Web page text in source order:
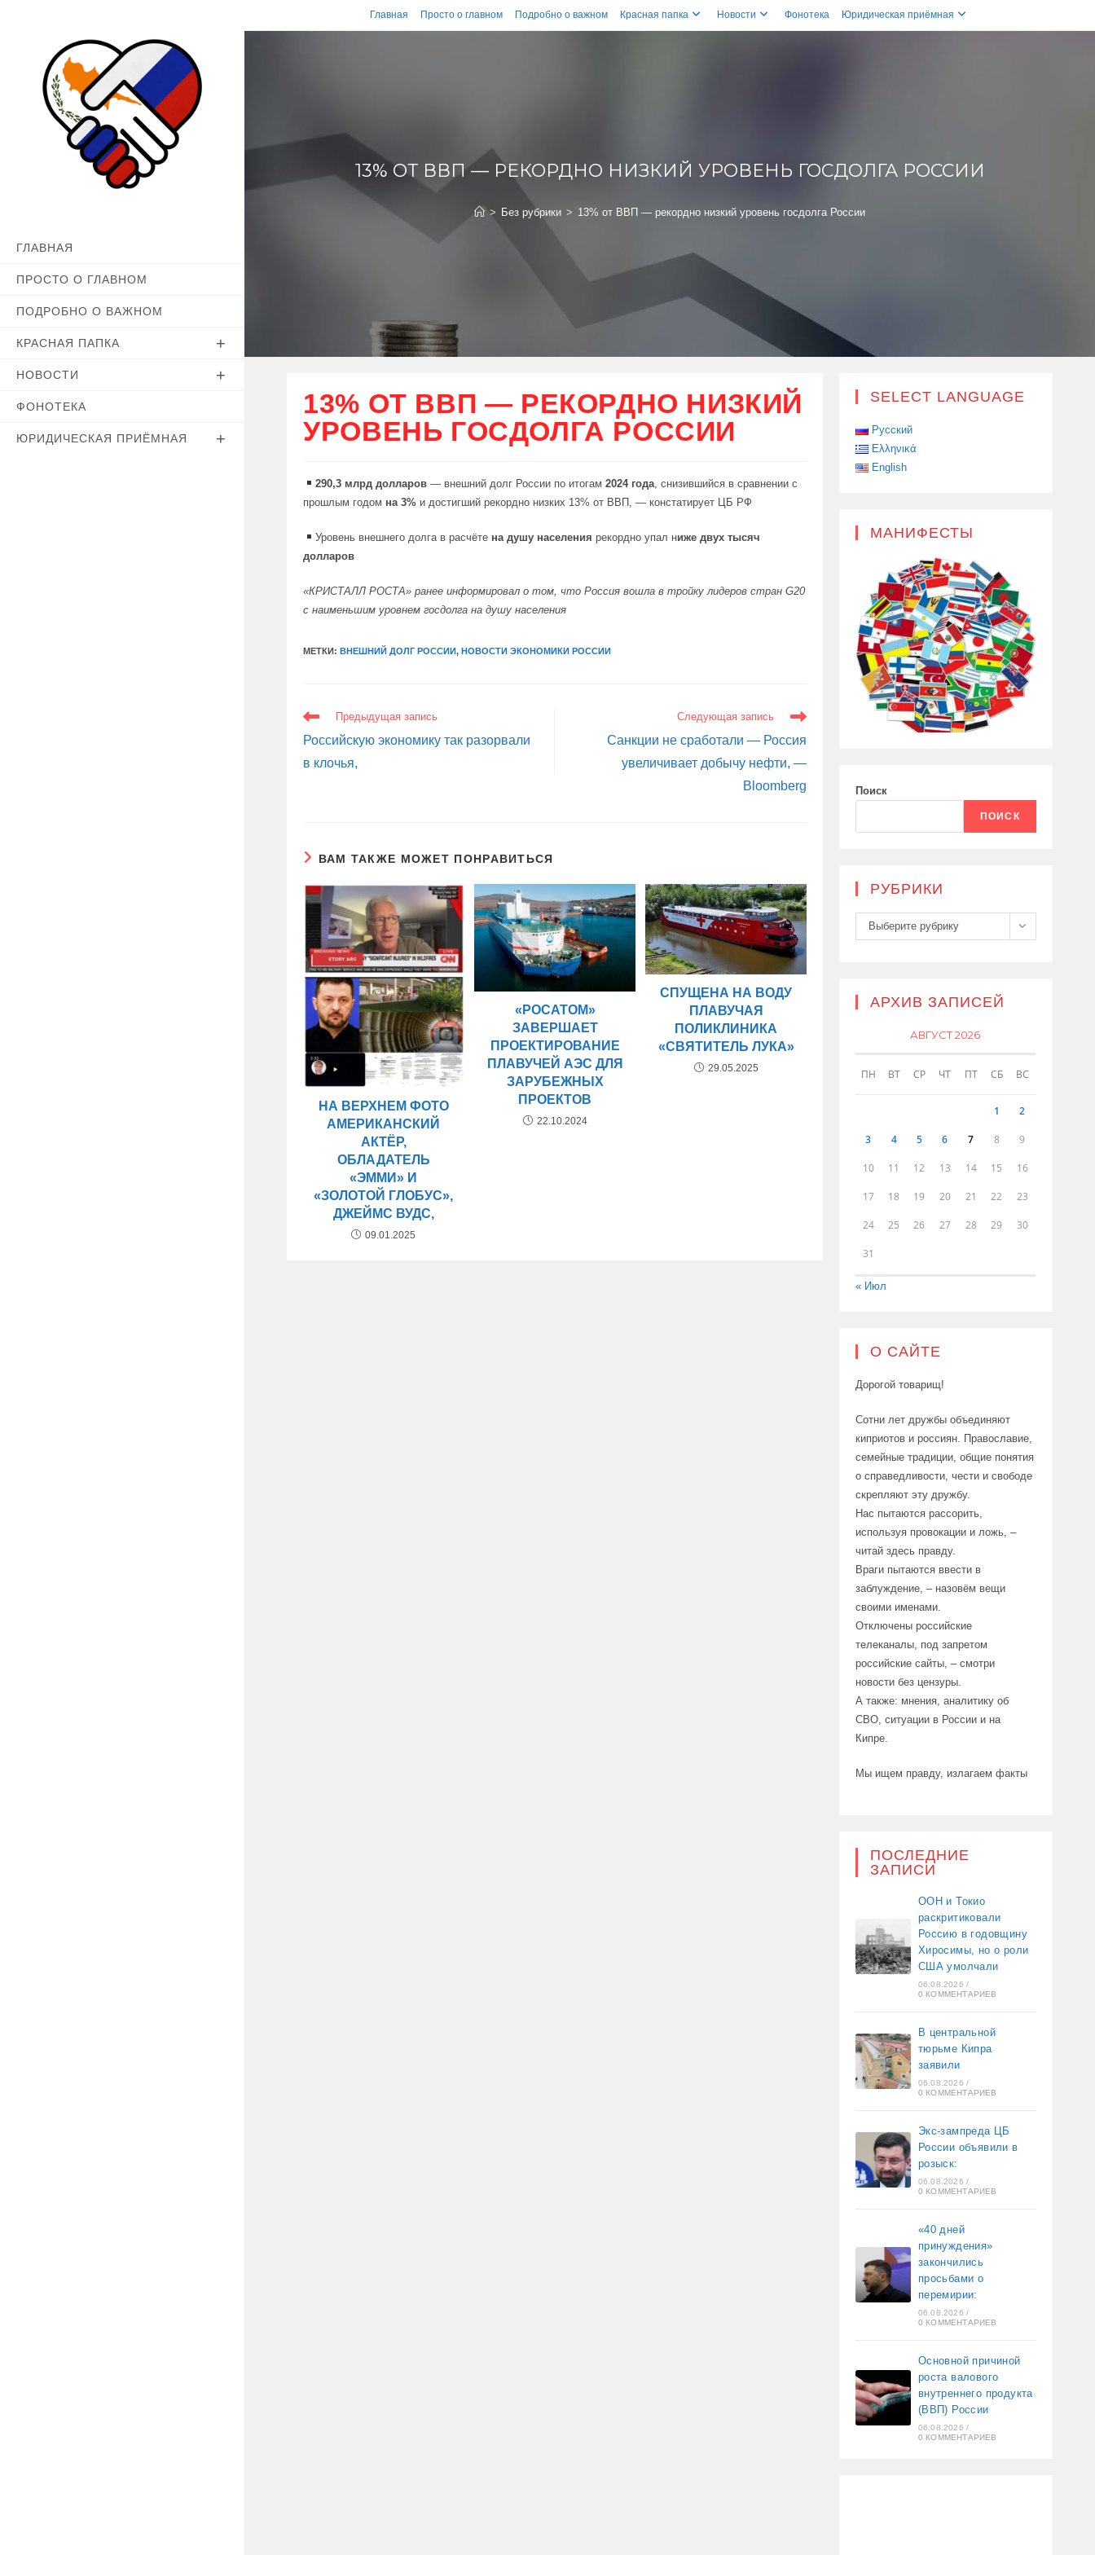
к
Главная Просто о главном Подробно о важном Красная папка Новости Фонотека Юридическая приёмная
ГЛАВНАЯ
ПРОСТО О ГЛАВНОМ
ПОДРОБНО О ВАЖНОМ
КРАСНАЯ ПАПКА
НОВОСТИ
ФОНОТЕКА
ЮРИДИЧЕСКАЯ ПРИЁМНАЯ
13% ОТ ВВП — РЕКОРДНО НИЗКИЙ УРОВЕНЬ ГОСДОЛГА РОССИИ
> Без рубрики > 13% от ВВП — рекордно низкий уровень госдолга России
13% ОТ ВВП — РЕКОРДНО НИЗКИЙ
УРОВЕНЬ ГОСДОЛГА РОССИИ
290,3 млрд долларов— внешний долг России по итогам2024 года, снизившийся в сравнении с
прошлым годом на 3% и достигший рекордно низких 13% от ВВП, — констатирует ЦБ РФ
Уровень внешнего долга в расчёте на душу населения рекордно упал ниже двух тысяч
долларов
«КРИСТАЛЛ РОСТА»ранее информировал о том, что Россия вошла в тройку лидеров стран G20
с наименьшим уровнем госдолга на душу населения
МЕТКИ:ВНЕШНИЙ ДОЛГ РОССИИ, НОВОСТИ ЭКОНОМИКИ РОССИИ
ЕЩЕ
СТАТЬИ
Предыдущая запись
Российскую экономику так разорвали
в клочья,
Следующая запись
Санкции не сработали — Россия
увеличивает добычу нефти, —
Bloomberg
ВАМ ТАКЖЕ МОЖЕТ ПОНРАВИТЬСЯ
НА ВЕРХНЕМ ФОТО
АМЕРИКАНСКИЙ
АКТЁР,
ОБЛАДАТЕЛЬ
«ЭММИ» И
«ЗОЛОТОЙ ГЛОБУС»,
ДЖЕЙМС ВУДС,
09.01.2025
«РОСАТОМ»
ЗАВЕРШАЕТ
ПРОЕКТИРОВАНИЕ
ПЛАВУЧЕЙ АЭС ДЛЯ
ЗАРУБЕЖНЫХ
ПРОЕКТОВ
22.10.2024
СПУЩЕНА НА ВОДУ
ПЛАВУЧАЯ
ПОЛИКЛИНИКА
«СВЯТИТЕЛЬ ЛУКА»
29.05.2025
SELECT LANGUAGE
Русский
Ελληνικά
English
МАНИФЕСТЫ
Поиск
ПОИСК
РУБРИКИ
Рубрики
Выберите рубрику
АРХИВ ЗАПИСЕЙ
АВГУСТ 2026
ПН ВТ СР ЧТ ПТ СБ ВС
1 2
3 4 5 6 7 8 9
10 11 12 13 14 15 16
17 18 19 20 21 22 23
24 25 26 27 28 29 30
31
« Июл
О САЙТЕ
Дорогой товарищ!
Сотни лет дружбы объединяют
киприотов и россиян. Православие,
семейные традиции, общие понятия
о справедливости, чести и свободе
скрепляют эту дружбу.
Нас пытаются рассорить,
используя провокации и ложь, –
читай здесь правду.
Враги пытаются ввести в
заблуждение, – назовём вещи
своими именами.
Отключены российские
телеканалы, под запретом
российские сайты, – смотри
новости без цензуры.
А также: мнения, аналитику об
СВО, ситуации в России и на
Кипре.
Мы ищем правду, излагаем факты
ПОСЛЕДНИЕ
ЗАПИСИ
ООН и Токио
раскритиковали
Россию в годовщину
Хиросимы, но о роли
США умолчали
06.08.2026 /
0 КОММЕНТАРИЕВ
В центральной
тюрьме Кипра
заявили
06.08.2026 /
0 КОММЕНТАРИЕВ
Экс-зампреда ЦБ
России объявили в
розыск:
06.08.2026 /
0 КОММЕНТАРИЕВ
«40 дней
принуждения»
закончились
просьбами о
перемирии:
06.08.2026 /
0 КОММЕНТАРИЕВ
Основной причиной
роста валового
внутреннего продукта
(ВВП) России
06.08.2026 /
0 КОММЕНТАРИЕВ